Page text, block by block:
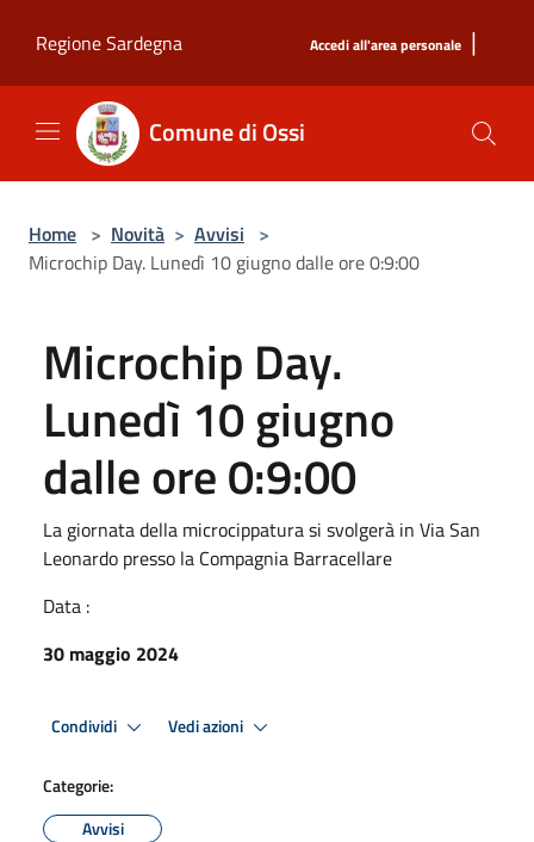
Regione Sardegna
Accedi all'area personale |
Comune di Ossi
Home > Novità > Avvisi >
Microchip Day. Lunedì 10 giugno dalle ore 0:9:00
Microchip Day.
Lunedì 10 giugno
dalle ore 0:9:00
La giornata della microcippatura si svolgerà in Via San
Leonardo presso la Compagnia Barracellare
Data :
30 maggio 2024
Condividi Vedi azioni
Categorie:
Avvisi